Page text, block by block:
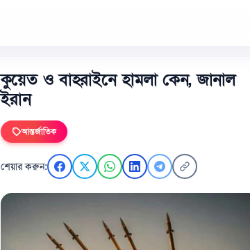
কুয়েত ও বাহরাইনে হামলা কেন, জানাল
ইরান
আন্তর্জাতিক
শেয়ার করুন: